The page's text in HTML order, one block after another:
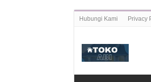
Hubungi Kami Privacy